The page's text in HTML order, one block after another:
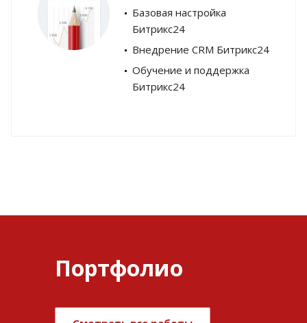
Базовая настройка
Битрикс24
Внедрение CRM Битрикс24
Обучение и поддержка
Битрикс24
Портфолио